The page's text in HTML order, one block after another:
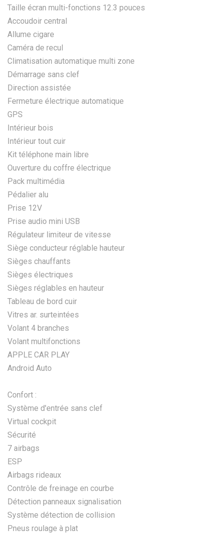
Taille écran multi-fonctions 12.3 pouces
Accoudoir central
Allume cigare
Caméra de recul
Climatisation automatique multi zone
Démarrage sans clef
Direction assistée
Fermeture électrique automatique
GPS
Intérieur bois
Intérieur tout cuir
Kit téléphone main libre
Ouverture du coffre électrique
Pack multimédia
Pédalier alu
Prise 12V
Prise audio mini USB
Régulateur limiteur de vitesse
Siège conducteur réglable hauteur
Sièges chauffants
Sièges électriques
Sièges réglables en hauteur
Tableau de bord cuir
Vitres ar. surteintées
Volant 4 branches
Volant multifonctions
APPLE CAR PLAY
Android Auto
Confort :
Système d'entrée sans clef
Virtual cockpit
Sécurité
7 airbags
ESP
Airbags rideaux
Contrôle de freinage en courbe
Détection panneaux signalisation
Système détection de collision
Pneus roulage à plat